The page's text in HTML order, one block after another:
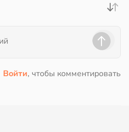
Войти, чтобы комментировать